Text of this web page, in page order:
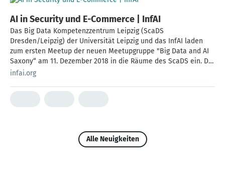
AI in Security und E-Commerce | InfAI
Das Big Data Kompetenzzentrum Leipzig (ScaDS
Dresden/Leipzig) der Universität Leipzig und das InfAI laden
zum ersten Meetup der neuen Meetupgruppe "Big Data and AI
Saxony“ am 11. Dezember 2018 in die Räume des ScaDS ein. Die
ursprünglich in Dresden ansässige Gruppe wagt gemeinsam mit
infai.org
Alle Neuigkeiten